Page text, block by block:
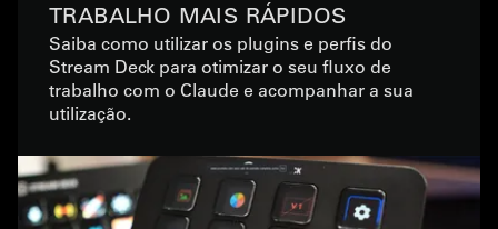
TRABALHO MAIS RÁPIDOS
Saiba como utilizar os plugins e perfis do
Stream Deck para otimizar o seu fluxo de
trabalho com o Claude e acompanhar a sua
utilização.